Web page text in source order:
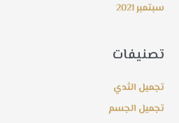
سبتمبر 2021
تصنيفات
تجميل الثدي
تجميل الجسم